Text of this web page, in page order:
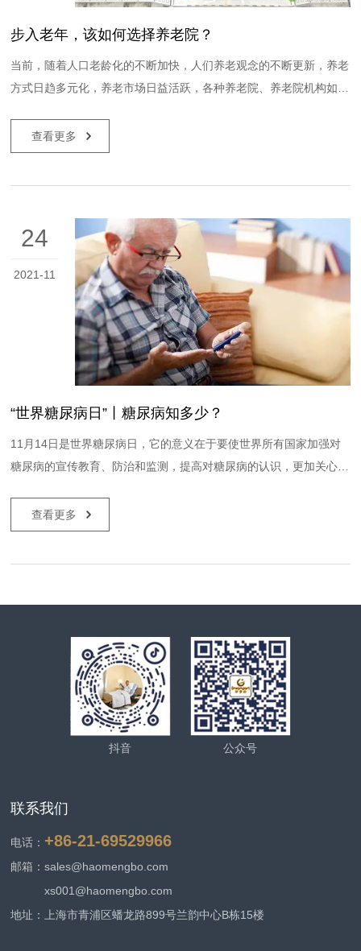
步入老年，该如何选择养老院？
当前，随着人口老龄化的不断加快，人们养老观念的不断更新，养老
方式日趋多元化，养老市场日益活跃，各种养老院、养老院机构如雨
八门的养老院，我们如何为老人选择最适合最放心的养老院呢?梦
泊...
查看更多
24
2021-11
“世界糖尿病日”丨糖尿病知多少？
11月14日是世界糖尿病日，它的意义在于要使世界所有国家加强对
糖尿病的宣传教育、防治和监测，提高对糖尿病的认识，更加关心糖
更好地为人类健康服务。我国的糖尿病发病率已高达12.8％，...
查看更多
抖音 公众号
联系我们
电话： +86-21-69529966
邮箱：sales@haomengbo.com
xs001@haomengbo.com
地址：上海市青浦区蟠龙路899号兰韵中心B栋15楼